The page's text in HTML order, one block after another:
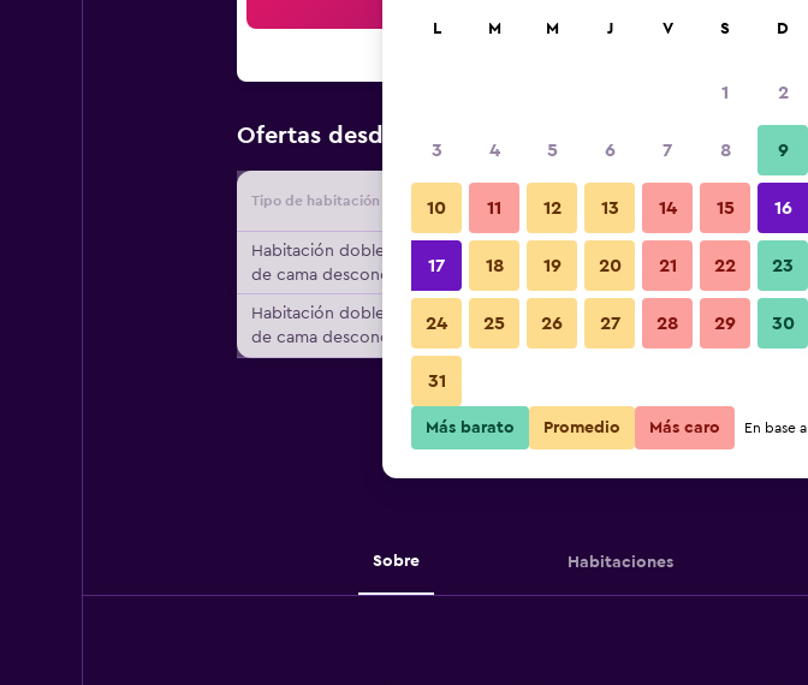
Ofertas desde Oferta más barata de precio por noche
Tipo de habitación Proveedor Total noche
Habitación doble, tipo
de cama desconocido
$110 Ver oferta
Habitación doble, tipo
de cama desconocido
$113 Ver oferta
Sobre Habitaciones
L M M J V S D
1 2
3 4 5 6 7 8 9
10 11 12 13 14 15 16
17 18 19 20 21 22 23
24 25 26 27 28 29 30
31
Más barato Promedio Más caro En base